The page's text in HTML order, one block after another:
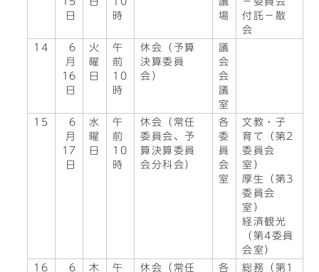
日
時
場
付託－散
会
14
6
月
16
日
火
曜
日
午
前
10
時
休会（予算
決算委員
会）
議
会
会
議
室
15
6
月
17
日
水
曜
日
午
前
10
時
休会（常任
委員会、予
算決算委員
会分科会）
各
委
員
会
室
文教・子
育て（第2
委員会
室）
厚生（第3
委員会
室）
経済観光
（第4委員
会室）
16
6 木 午 休会（常任 各 総務（第1